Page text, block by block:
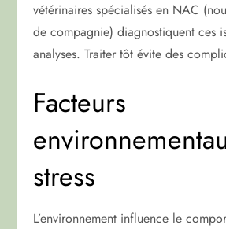
vétérinaires spécialisés en NAC
de compagnie) diagnostiquent ces
analyses. Traiter tôt évite des
Facteurs
stress
L’environnement influence le